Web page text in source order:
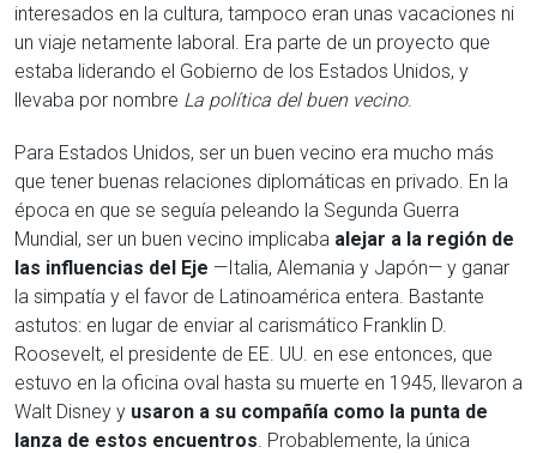
interesados en la cultura, tampoco eran unas vacaciones ni
un viaje netamente laboral. Era parte de un proyecto que
estaba liderando el Gobierno de los Estados Unidos, y
llevaba por nombre La política del buen vecino.
Para Estados Unidos, ser un buen vecino era mucho más
que tener buenas relaciones diplomáticas en privado. En la
época en que se seguía peleando la Segunda Guerra
Mundial, ser un buen vecino implicaba alejar a la región de
las influencias del Eje —Italia, Alemania y Japón— y ganar
la simpatía y el favor de Latinoamérica entera. Bastante
astutos: en lugar de enviar al carismático Franklin D.
Roosevelt, el presidente de EE. UU. en ese entonces, que
estuvo en la oficina oval hasta su muerte en 1945, llevaron a
Walt Disney y usaron a su compañía como la punta de
lanza de estos encuentros. Probablemente, la única